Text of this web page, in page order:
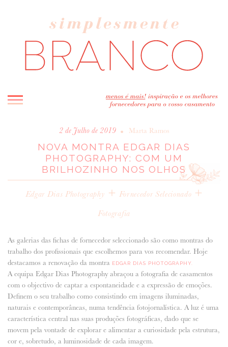
INICIO
BLOG
MELHOR INSPIRAÇÃO
REAL WEDDINGS & EDITORIAIS
ANUNCIE CONNOSCO
2 de Julho de 2019 • Marta Ramos
NOVA MONTRA EDGAR DIAS
PHOTOGRAPHY: COM UM
BRILHOZINHO NOS OLHOS
Edgar Dias Photography + Fornecedor Selecionado +
Fotografia
As galerias das fichas de fornecedor seleccionado são como montras do
trabalho dos profissionais que escolhemos para vos recomendar. Hoje
destacamos a renovação da montra
EDGAR DIAS PHOTOGRAPHY.
A equipa Edgar Dias Photography abraçou a fotografia de casamentos
com o objectivo de captar a espontaneidade e a expressão de emoções.
Definem o seu trabalho como consistindo em imagens iluminadas,
naturais e contemporâneas, numa tendência fotojornalística. A luz é uma
característica central nas suas produções fotográficas, dado que se
movem pela vontade de explorar e alimentar a curiosidade pela estrutura,
cor e, sobretudo, a luminosidade de cada imagem.